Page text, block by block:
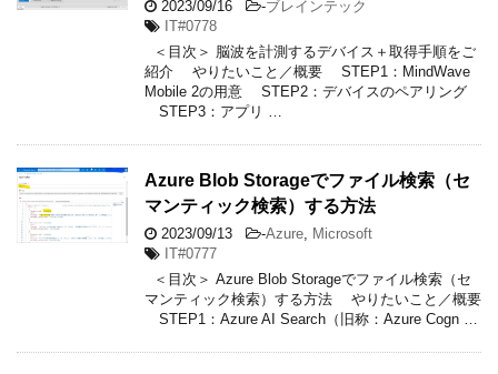
2023/09/16 -ブレインテック
IT#0778
＜目次＞ 脳波を計測するデバイス＋取得手順をご
紹介 やりたいこと／概要 STEP1：MindWave
Mobile 2の用意 STEP2：デバイスのペアリング
STEP3：アプリ …
Azure Blob Storageでファイル検索（セ
マンティック検索）する方法
2023/09/13 -Azure Microsoft
IT#0777
＜目次＞ Azure Blob Storageでファイル検索（セ
マンティック検索）する方法 やりたいこと／概要
STEP1：Azure AI Search（旧称：Azure Cogn …